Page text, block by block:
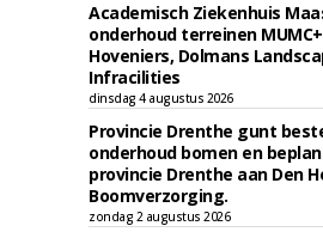
Academisch Ziekenhuis
onderhoud terreinen
Hoveniers, Dolmans
Infracilities
dinsdag 4 augustus 2026
Provincie Drenthe gunt
onderhoud bomen en
provincie Drenthe aan Den
Boomverzorging.
zondag 2 augustus 2026